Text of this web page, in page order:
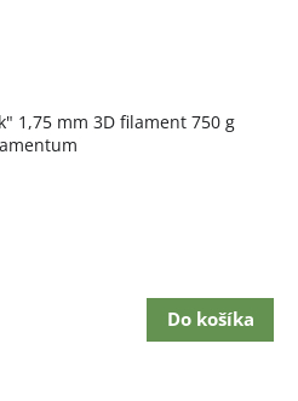
1,75 mm 3D filament 750 g
Do košíka